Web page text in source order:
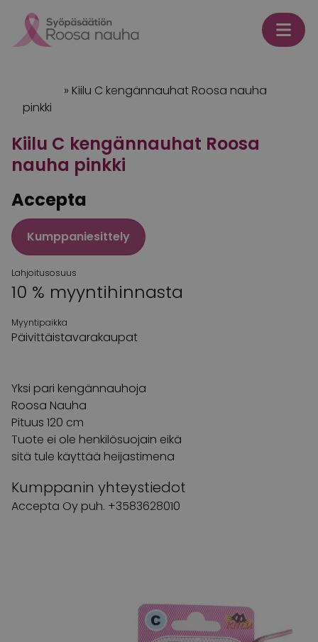
» Kiilu C kengännauhat Roosa nauha
pinkki
Kiilu C kengännauhat Roosa
nauha pinkki
Accepta
Kumppaniesittely
Lahjoitusosuus
10 % myyntihinnasta
Myyntipaikka
Päivittäistavarakaupat
Yksi pari kengännauhoja
Roosa Nauha
Pituus 120 cm
Tuote ei ole henkilösuojain eikä
sitä tule käyttää heijastimena
Kumppanin yhteystiedot
Accepta Oy puh. +3583628010